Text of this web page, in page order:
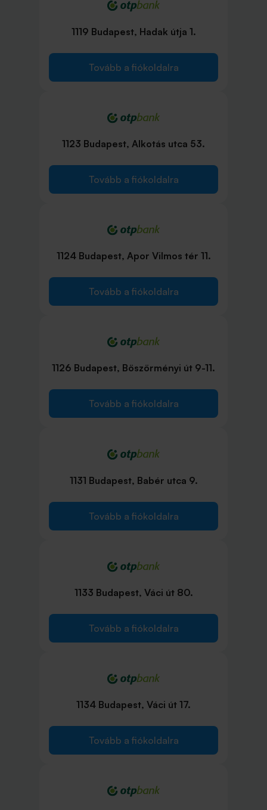
1119 Budapest, Hadak útja 1.
Tovább a fiókoldalra
1123 Budapest, Alkotás utca 53.
Tovább a fiókoldalra
1124 Budapest, Apor Vilmos tér 11.
Tovább a fiókoldalra
1126 Budapest, Böszörményi út 9-11.
Tovább a fiókoldalra
1131 Budapest, Babér utca 9.
Tovább a fiókoldalra
1133 Budapest, Váci út 80.
Tovább a fiókoldalra
1134 Budapest, Váci út 17.
Tovább a fiókoldalra